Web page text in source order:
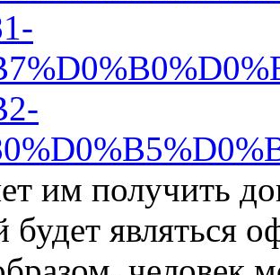
им получить
будет являться